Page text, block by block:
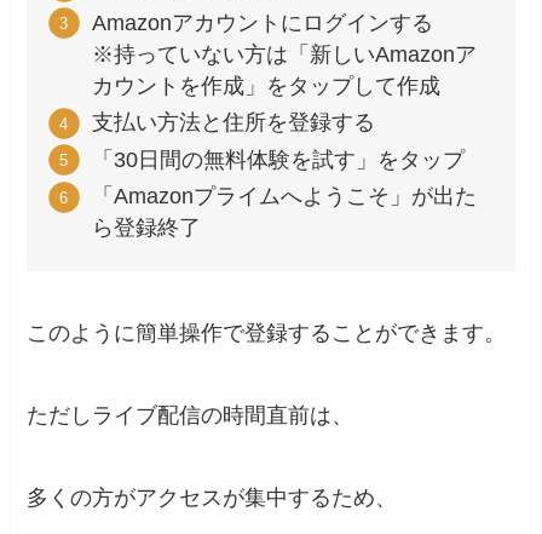
Amazonアカウントにログインする
※持っていない方は「新しいAmazonア
カウントを作成」をタップして作成
支払い方法と住所を登録する
「30日間の無料体験を試す」をタップ
「Amazonプライムへようこそ」が出た
ら登録終了
このように簡単操作で登録することができます。
ただしライブ配信の時間直前は、
多くの方がアクセスが集中するため、